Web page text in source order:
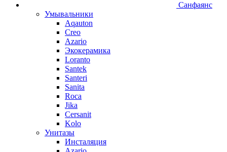
Санфаянс
Умывальники
Aqauton
Creo
Azario
Экокерамика
Loranto
Santek
Santeri
Sanita
Roca
Jika
Cersanit
Kolo
Унитазы
Инсталяция